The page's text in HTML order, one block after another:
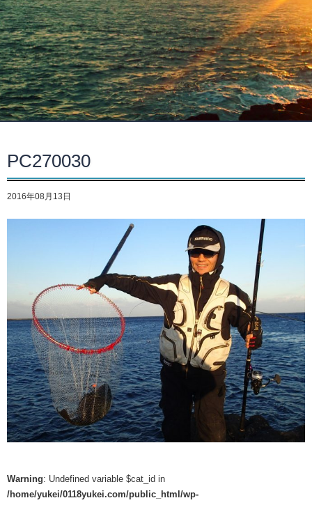
PC270030
2016年08月13日
Warning: Undefined variable $cat_id in
/home/yukei/0118yukei.com/public_html/wp-